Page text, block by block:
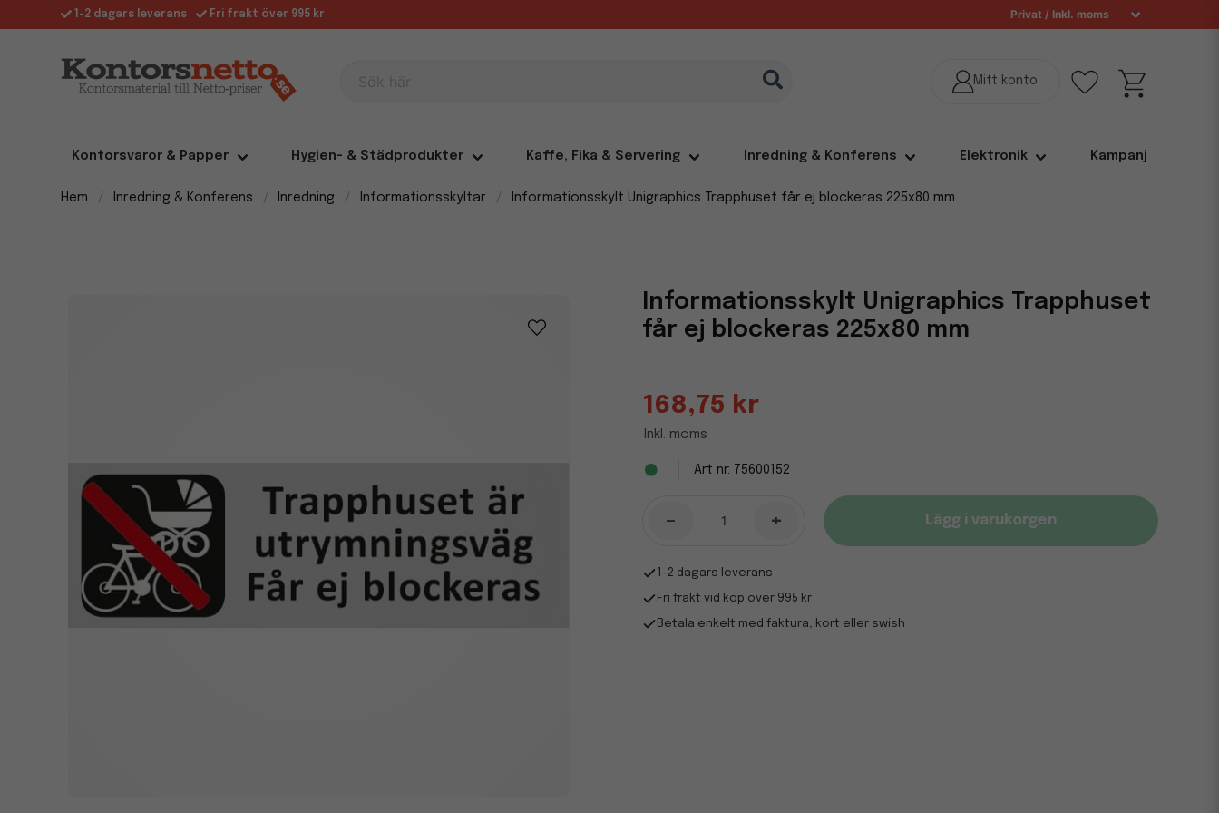
1-2 dagars leverans Fri frakt över 995 kr
Kontorsvaror & Papper Hygien- & Städprodukter Kaffe, Fika & Servering Inredning & Konferens Elektronik Kampanj
Hem Inredning & Konferens Inredning Informationsskyltar Informationsskylt Unigraphics Trapphuset får ej blockeras 225x80 mm
Informationsskylt Unigraphics Trapphuset
får ej blockeras 225x80 mm
168,75 kr
Inkl. moms
75600152
- + Lägg i varukorgen
1-2 dagars leverans
Fri frakt vid köp över 995 kr
Betala enkelt med faktura, kort eller swish